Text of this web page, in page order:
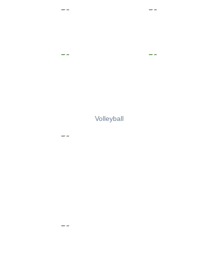
Volleyball